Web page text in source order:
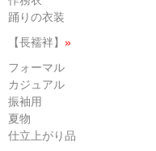
踊りの衣装
【長襦袢】 »
フォーマル
カジュアル
振袖用
夏物
仕立上がり品